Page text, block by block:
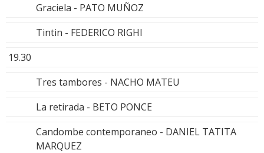
Graciela - PATO MUÑOZ
Tintin - FEDERICO RIGHI
19.30
Tres tambores - NACHO MATEU
La retirada - BETO PONCE
Candombe contemporaneo - DANIEL TATITA
MARQUEZ